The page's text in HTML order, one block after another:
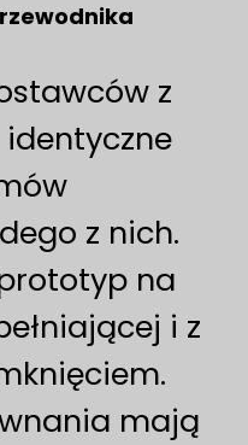
z
z nich.
na
i z
mają